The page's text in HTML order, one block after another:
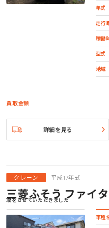
年式
走行
稼働
型式
地域
買取金額
詳細を見る
クレーン 平成17年式
三菱ふそう ファイ
取をさせていただきました
車種